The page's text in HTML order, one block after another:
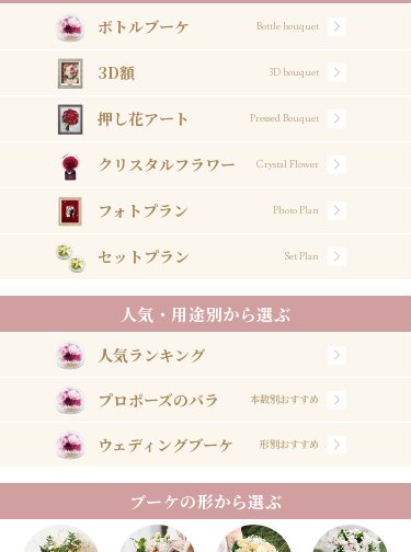
ボトルブーケ Bottle bouquet
3D額 3D bouquet
押し花アート Pressed Bouquet
クリスタルフラワー Crystal Flower
フォトプラン Photo Plan
セットプラン Set Plan
人気・用途別から選ぶ
人気ランキング
プロポーズのバラ 本数別おすすめ
ウェディングブーケ 形別おすすめ
ブーケの形から選ぶ